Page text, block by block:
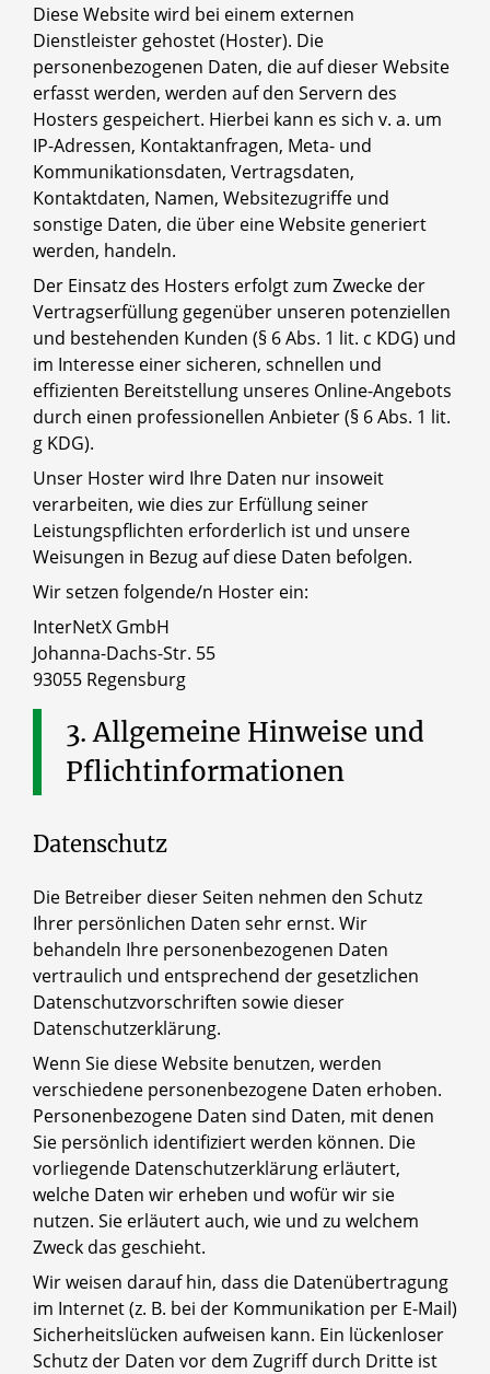
Diese Website wird bei einem externen
Dienstleister gehostet (Hoster). Die
personenbezogenen Daten, die auf dieser Website
erfasst werden, werden auf den Servern des
Hosters gespeichert. Hierbei kann es sich v. a. um
IP-Adressen, Kontaktanfragen, Meta- und
Kommunikationsdaten, Vertragsdaten,
Kontaktdaten, Namen, Websitezugriffe und
sonstige Daten, die über eine Website generiert
werden, handeln.
Der Einsatz des Hosters erfolgt zum Zwecke der
Vertragserfüllung gegenüber unseren potenziellen
und bestehenden Kunden (§ 6 Abs. 1 lit. c KDG) und
im Interesse einer sicheren, schnellen und
effizienten Bereitstellung unseres Online-Angebots
durch einen professionellen Anbieter (§ 6 Abs. 1 lit.
g KDG).
Unser Hoster wird Ihre Daten nur insoweit
verarbeiten, wie dies zur Erfüllung seiner
Leistungspflichten erforderlich ist und unsere
Weisungen in Bezug auf diese Daten befolgen.
Wir setzen folgende/n Hoster ein:
InterNetX GmbH
Johanna-Dachs-Str. 55
93055 Regensburg
3. Allgemeine Hinweise und
Pflichtinformationen
Datenschutz
Die Betreiber dieser Seiten nehmen den Schutz
Ihrer persönlichen Daten sehr ernst. Wir
behandeln Ihre personenbezogenen Daten
vertraulich und entsprechend der gesetzlichen
Datenschutzvorschriften sowie dieser
Datenschutzerklärung.
Wenn Sie diese Website benutzen, werden
verschiedene personenbezogene Daten erhoben.
Personenbezogene Daten sind Daten, mit denen
Sie persönlich identifiziert werden können. Die
vorliegende Datenschutzerklärung erläutert,
welche Daten wir erheben und wofür wir sie
nutzen. Sie erläutert auch, wie und zu welchem
Zweck das geschieht.
Wir weisen darauf hin, dass die Datenübertragung
im Internet (z. B. bei der Kommunikation per E-Mail)
Sicherheitslücken aufweisen kann. Ein lückenloser
Schutz der Daten vor dem Zugriff durch Dritte ist